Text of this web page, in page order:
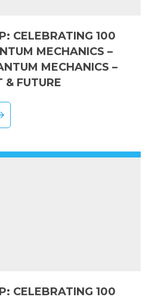
CELEBRATING 100
MECHANICS –
MECHANICS –
& FUTURE
CELEBRATING 100